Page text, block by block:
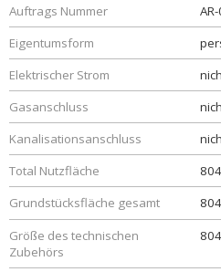
Auftrags Nummer
Eigentumsform
Elektrischer Strom
Gasanschluss
Kanalisationsanschluss
Total Nutzfläche
Grundstücksfläche gesamt
Größe des technischen
Zubehörs